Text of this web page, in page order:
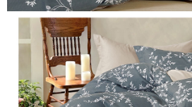
【注意事項】
１．透過由恩沛科技股份有限公司提供之「
易，需依本服務之必要範圍內提供個人資料，
權轉讓予恩沛科技股份有限公司。
２．關於個人資料處理事宜，請瀏覽以下網址
https://aftee.tw/terms/#terms3
３．未成年的使用者請事先徵得法定代理人或
「AFTEE先享後付」，若未經同意申辦者引
付款後7-11取貨
每筆NT$60，滿NT$999(含以上)免運費
新竹貨運
每筆NT$80，滿NT$999(含以上)免運費